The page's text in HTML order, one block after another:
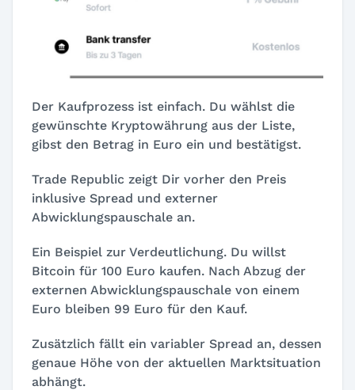
Der Kaufprozess ist einfach. Du wählst die
gewünschte Kryptowährung aus der Liste,
gibst den Betrag in Euro ein und bestätigst.
Trade Republic zeigt Dir vorher den Preis
inklusive Spread und externer
Abwicklungspauschale an.
Ein Beispiel zur Verdeutlichung. Du willst
Bitcoin für 100 Euro kaufen. Nach Abzug der
externen Abwicklungspauschale von einem
Euro bleiben 99 Euro für den Kauf.
Zusätzlich fällt ein variabler Spread an, dessen
genaue Höhe von der aktuellen Marktsituation
abhängt.